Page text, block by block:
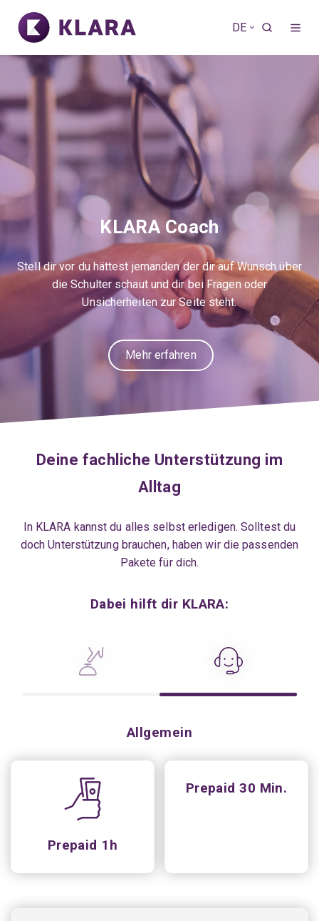
DE
KLARA Coach
Stell dir vor du hättest jemanden der dir auf Wunsch über
die Schulter schaut und dir bei Fragen oder
Unsicherheiten zur Seite steht.
Mehr erfahren
Deine fachliche Unterstützung im
Alltag
In KLARA kannst du alles selbst erledigen. Solltest du
doch Unterstützung brauchen, haben wir die passenden
Pakete für dich.
Dabei hilft dir KLARA:
Allgemein
Prepaid 1h
Prepaid 30 Min.